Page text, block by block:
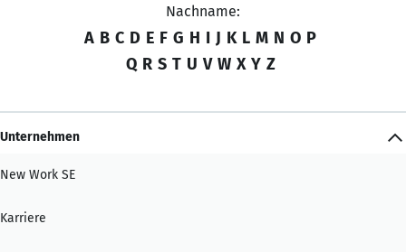
Nachname:
A B C D E F G H I J K L M N O P
Q R S T U V W X Y Z
Unternehmen
New Work SE
Karriere